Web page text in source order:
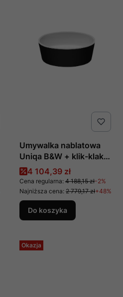
Umywalka nablatowa
Uniqa B&W + klik-klak
biały produkcji Besco
Cena promocyjna
4 104,39 zł
Cena regularna: 4 188,15 zł-2%
Najniższa cena: 2 779,17 zł+48%
Do koszyka
Okazja